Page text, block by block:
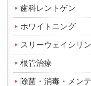
歯科レントゲン
ホワイトニング
スリーウェイシリ
根管治療
除菌・消毒・メン